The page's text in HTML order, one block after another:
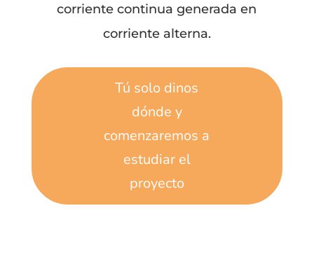
corriente continua generada en
corriente alterna.
Tú solo dinos
dónde y
comenzaremos a
estudiar el
proyecto